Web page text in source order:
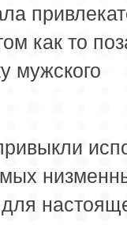
как то
мужского